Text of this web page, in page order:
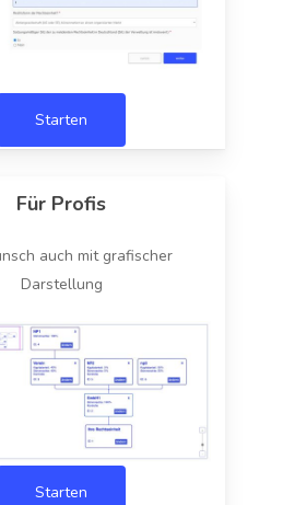
Starten
Für Profis
auch mit grafischer
Darstellung
Starten